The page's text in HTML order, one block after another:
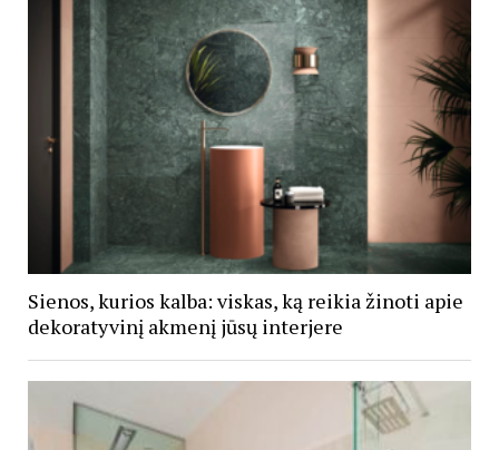
Sienos, kurios kalba: viskas, ką reikia žinoti apie
dekoratyvinį akmenį jūsų interjere